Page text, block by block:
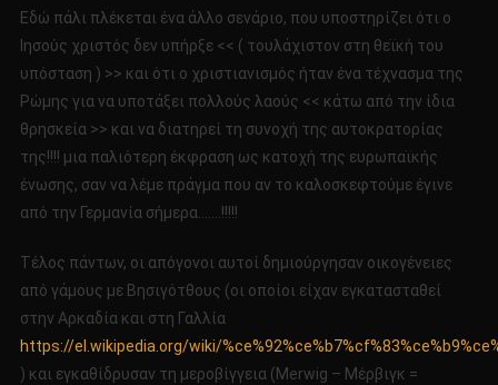
Εδώ πάλι πλέκεται ένα άλλο σενάριο, που υποστηρίζει ότι ο
Ιησούς χριστός δεν υπήρξε << ( τουλάχιστον στη θεϊκή του
υπόσταση ) >> και ότι ο χριστιανισμός ήταν ένα τέχνασμα της
Ρώμης για να υποτάξει πολλούς λαούς << κάτω από την ίδια
θρησκεία >> και να διατηρεί τη συνοχή της αυτοκρατορίας
της!!!! μια παλιότερη έκφραση ως κατοχή της ευρωπαϊκής
ένωσης, σαν να λέμε πράγμα που αν το καλοσκεφτούμε έγινε
από την Γερμανία σήμερα…….!!!!!
Τέλος πάντων, οι απόγονοι αυτοί δημιούργησαν οικογένειες
από γάμους με Βησιγότθους (οι οποίοι είχαν εγκατασταθεί
στην Αρκαδία και στη Γαλλία
https://el.wikipedia.org/wiki/
) και εγκαθίδρυσαν τη μεροβίγγεια (Merwig – Μέρβιγκ =